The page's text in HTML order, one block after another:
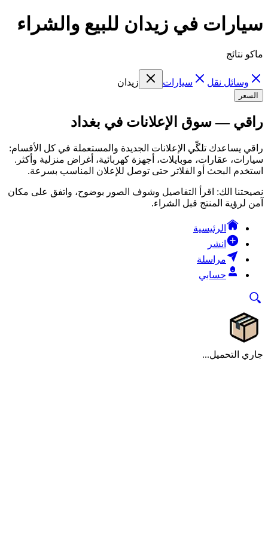
سيارات في زيدان للبيع والشراء
ماكو نتائج
وسائل نقل سيارات زيدان
السعر
راقي — سوق الإعلانات في بغداد
راقي يساعدك تلگّي الإعلانات الجديدة والمستعملة في كل الأقسام:
سيارات، عقارات، موبايلات، أجهزة كهربائية، أغراض منزلية وأكثر.
استخدم البحث أو الفلاتر حتى توصل للإعلان المناسب بسرعة.
نصيحتنا الك: اقرأ التفاصيل وشوف الصور بوضوح، واتفق على مكان
آمن لرؤية المنتج قبل الشراء.
الرئيسية
انشر
مراسلة
حسابي
جاري التحميل...